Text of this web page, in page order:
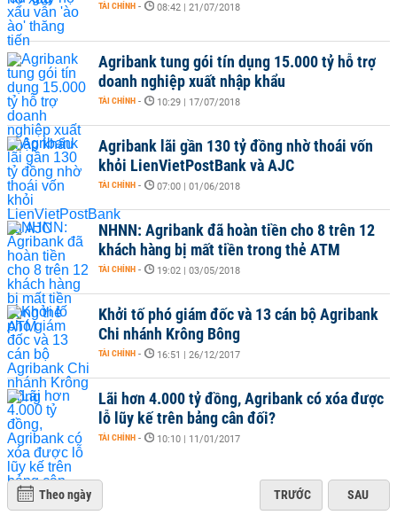
TÀI CHÍNH - 08:42 | 21/07/2018
Agribank tung gói tín dụng 15.000 tỷ hỗ trợ
doanh nghiệp xuất nhập khẩu
TÀI CHÍNH - 10:29 | 17/07/2018
Agribank lãi gần 130 tỷ đồng nhờ thoái vốn
khỏi LienVietPostBank và AJC
TÀI CHÍNH - 07:00 | 01/06/2018
NHNN: Agribank đã hoàn tiền cho 8 trên 12
khách hàng bị mất tiền trong thẻ ATM
TÀI CHÍNH - 19:02 | 03/05/2018
Khởi tố phó giám đốc và 13 cán bộ Agribank
Chi nhánh Krông Bông
TÀI CHÍNH - 16:51 | 26/12/2017
Lãi hơn 4.000 tỷ đồng, Agribank có xóa được
lỗ lũy kế trên bảng cân đối?
TÀI CHÍNH - 10:10 | 11/01/2017
Theo ngày TRƯỚC SAU